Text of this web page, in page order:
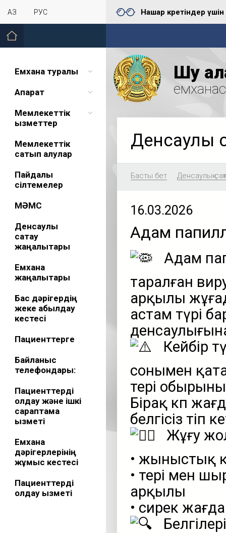
ҚАЗ РУС Нашар көретіндер үшін
Емхана туралы
Ақпарат
Мемлекеттік
қызметтер
Мемлекеттік
сатып алулар
Пайдалы
сілтемелер
МӘМС
Денсаулық
сақтау
жаңалықтары
Емхана
жаңалықтары
Бас дәрігердің
жеке қабылдау
кестесі
Пациенттерге
Байланыс
телефондары:
Пациенттерді
қолдау және ішкі
сараптама
қызметі
Емхана
дәрігерлерінің
жұмыс кестесі
Пациенттерді
қолдау қызметі
Шу
Денсаулық
Басты бет Денсаулық
16.03.2026
Адам
Адам
таралған
арқылы
астам түрі
Кейбір
сонымен
тері
Бірақ көп
белгісіз өтіп
Жұғу
• жыныстық
• тері мен
арқылы
• сирек